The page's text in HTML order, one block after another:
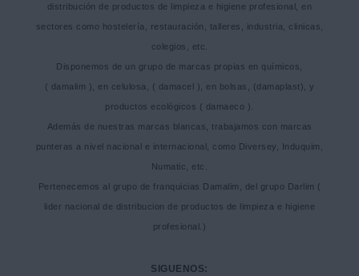
distribución de productos de limpieza e higiene profesional, en
sectores como hostelería, restauración, talleres, industria, clinicas,
colegios, etc.
Disponemos de un grupo de marcas propias en químicos,
( damalim ), en celulosa, ( damacel ), en bolsas, (damaplast), y
productos ecológicos ( damaeco ).
Además de nuestras marcas blancas, trabajamos con marcas
punteras a nivel nacional e internacional, como Diversey, Induquim,
Numatic, etc.
Pertenecemos al grupo de franquicias Damalim, del grupo Darlim (
lider nacional de distribucion de productos de limpieza e higiene
profesional.)
SIGUENOS: